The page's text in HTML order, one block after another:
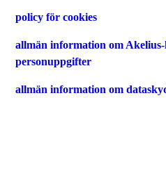
policy för cookies
allmän information om
personuppgifter
allmän information om